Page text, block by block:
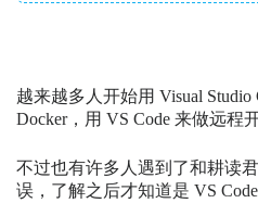
越来越多人开始用 Visual
Docker，用 VS Code 来做远程
不过也有许多人遇到了和耕读
误，了解之后才知道是 VS